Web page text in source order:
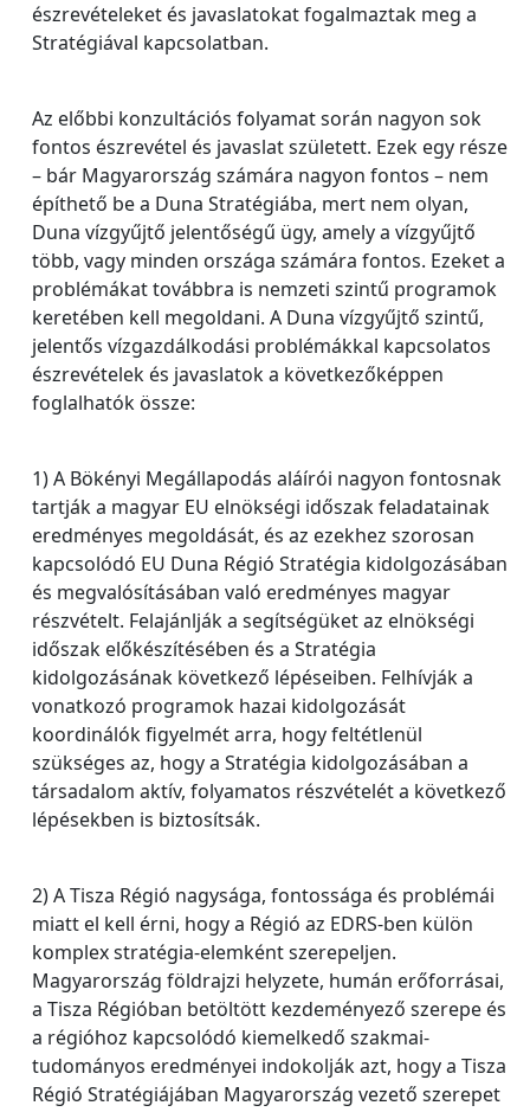
észrevételeket és javaslatokat fogalmaztak meg a
Stratégiával kapcsolatban.
Az előbbi konzultációs folyamat során nagyon sok
fontos észrevétel és javaslat született. Ezek egy része
– bár Magyarország számára nagyon fontos – nem
építhető be a Duna Stratégiába, mert nem olyan,
Duna vízgyűjtő jelentőségű ügy, amely a vízgyűjtő
több, vagy minden országa számára fontos. Ezeket a
problémákat továbbra is nemzeti szintű programok
keretében kell megoldani. A Duna vízgyűjtő szintű,
jelentős vízgazdálkodási problémákkal kapcsolatos
észrevételek és javaslatok a következőképpen
foglalhatók össze:
1) A Bökényi Megállapodás aláírói nagyon fontosnak
tartják a magyar EU elnökségi időszak feladatainak
eredményes megoldását, és az ezekhez szorosan
kapcsolódó EU Duna Régió Stratégia kidolgozásában
és megvalósításában való eredményes magyar
részvételt. Felajánlják a segítségüket az elnökségi
időszak előkészítésében és a Stratégia
kidolgozásának következő lépéseiben. Felhívják a
vonatkozó programok hazai kidolgozását
koordinálók figyelmét arra, hogy feltétlenül
szükséges az, hogy a Stratégia kidolgozásában a
társadalom aktív, folyamatos részvételét a következő
lépésekben is biztosítsák.
2) A Tisza Régió nagysága, fontossága és problémái
miatt el kell érni, hogy a Régió az EDRS-ben külön
komplex stratégia-elemként szerepeljen.
Magyarország földrajzi helyzete, humán erőforrásai,
a Tisza Régióban betöltött kezdeményező szerepe és
a régióhoz kapcsolódó kiemelkedő szakmai-
tudományos eredményei indokolják azt, hogy a Tisza
Régió Stratégiájában Magyarország vezető szerepet